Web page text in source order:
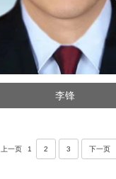
李锋
上一页 1 2 3 下一页